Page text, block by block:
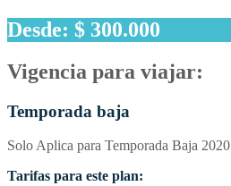
Desde: $ 300.000
Vigencia para viajar:
Temporada baja
Solo Aplica para Temporada Baja 2020
Tarifas para este plan: